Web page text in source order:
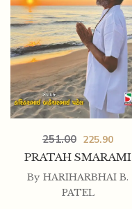
PRATAH SMARAMI
251.00 225.90
By HARIHARBHAI B.
PATEL